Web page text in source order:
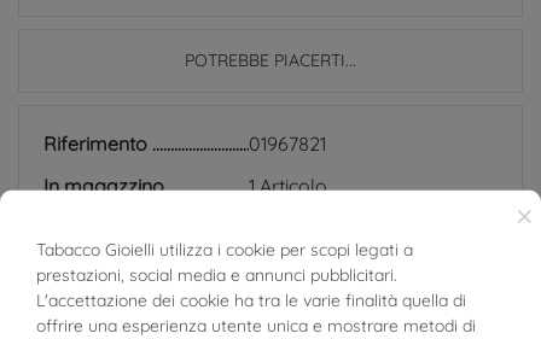
POTREBBE PIACERTI...
Riferimento
01967821
In magazzino
1 Articolo
SCHEDA TECNICA
Peso chiusura: 6.65g
×
Tabacco Gioielli utilizza i cookie per scopi legati a
prestazioni, social media e annunci pubblicitari.
L'accettazione dei cookie ha tra le varie finalità quella di
offrire una esperienza utente unica e mostrare metodi di